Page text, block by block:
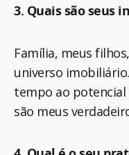
3. Quais são seus
Família, meus
universo
tempo ao
são meus